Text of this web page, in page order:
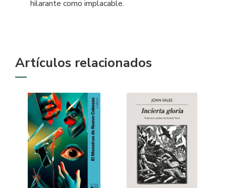
hilarante como implacable.
Artículos relacionados